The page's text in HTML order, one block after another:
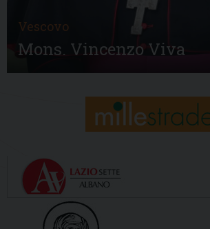
Vescovo
Mons. Vincenzo Viva